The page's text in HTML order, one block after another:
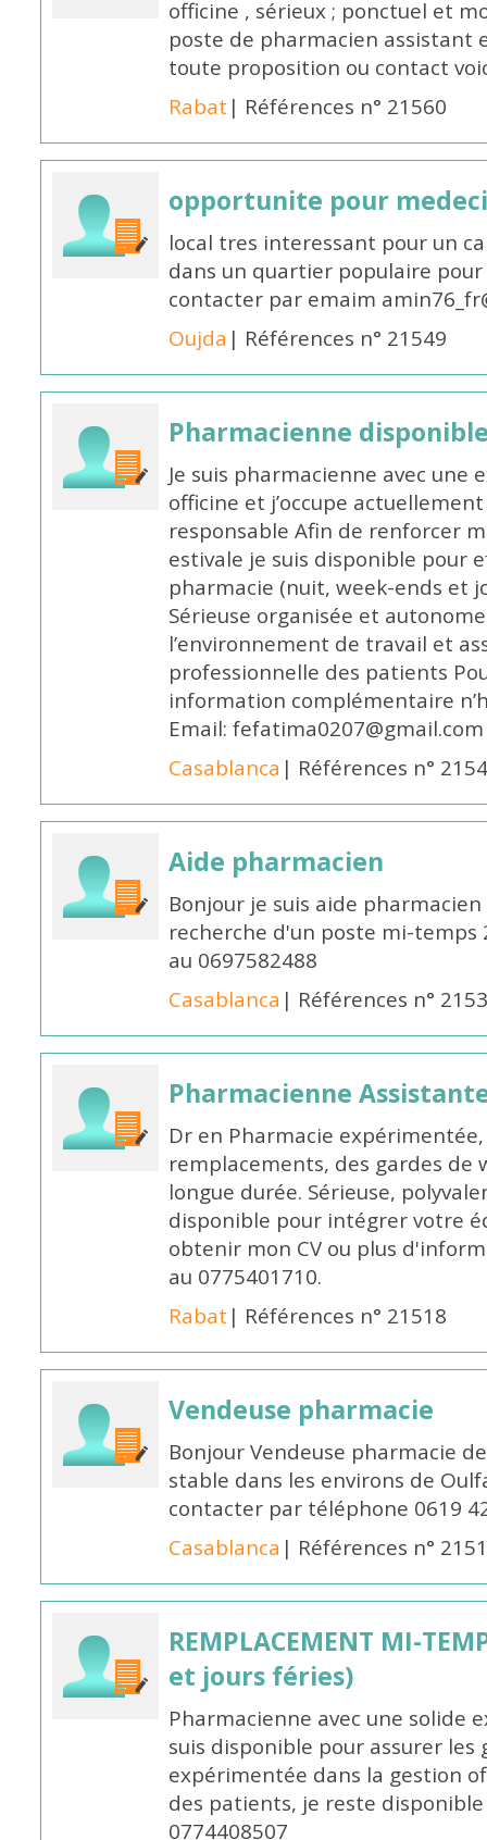
officine , sérieux ; ponctuel et
poste de pharmacien
toute proposition ou contact
Rabat | Références n° 21560
opportunite pour
local tres interessant pour un
dans un quartier populaire
contacter par emaim
Oujda | Références n° 21549
Pharmacienne
Je suis pharmacienne avec
officine et j’occupe
responsable Afin de renforcer
estivale je suis disponible pour
pharmacie (nuit, week-ends et
Sérieuse organisée et
l’environnement de travail et
professionnelle des patients
information complémentaire
Email: fefatima0207@gmail.com
Casablanca | Références n°
Aide pharmacien
Bonjour je suis aide
recherche d'un poste mi-temps
au 0697582488
Casablanca | Références n°
Pharmacienne
Dr en Pharmacie
remplacements, des gardes de
longue durée. Sérieuse,
disponible pour intégrer votre
obtenir mon CV ou plus
au 0775401710.
Rabat | Références n° 21518
Vendeuse pharmacie
Bonjour Vendeuse pharmacie
stable dans les environs de
contacter par téléphone 0619
Casablanca | Références n°
REMPLACEMENT MI-
et jours féries)
Pharmacienne avec une solide
suis disponible pour assurer les
expérimentée dans la gestion
des patients, je reste
0774408507